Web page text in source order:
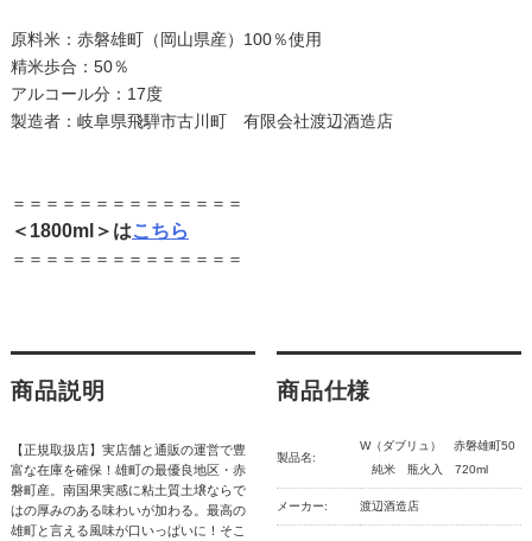
原料米：赤磐雄町（岡山県産）100％使用
精米歩合：50％
アルコール分：17度
製造者：岐阜県飛騨市古川町 有限会社渡辺酒造店
＝＝＝＝＝＝＝＝＝＝＝＝＝＝
＜1800ml＞はこちら
＝＝＝＝＝＝＝＝＝＝＝＝＝＝
商品説明
【正規取扱店】実店舗と通販の運営で豊
富な在庫を確保！雄町の最優良地区・赤
磐町産。南国果実感に粘土質土壌ならで
はの厚みのある味わいが加わる。最高の
雄町と言える風味が口いっぱいに！そこ
商品仕様
製品名:
W（ダブリュ） 赤磐雄町50
純米 瓶火入 720ml
メーカー: 渡辺酒造店